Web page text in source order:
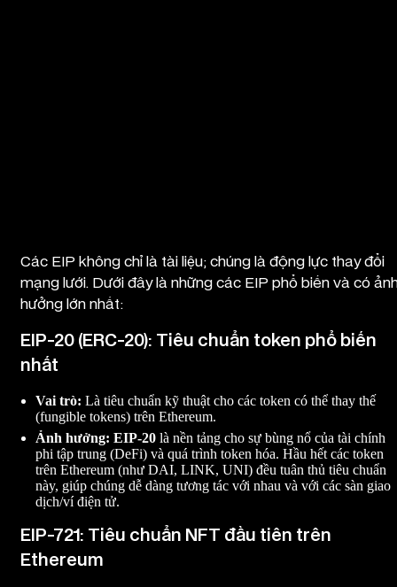
Các EIP không chỉ là tài liệu; chúng là động lực thay đổi
mạng lưới. Dưới đây là những các EIP phổ biến và có
hưởng lớn nhất:
EIP-20 (ERC-20): Tiêu chuẩn token phổ biến
nhất
Vai trò: Là tiêu chuẩn kỹ thuật cho các token có thể thay thế
(fungible tokens) trên Ethereum.
Ảnh hưởng: EIP-20 là nền tảng cho sự bùng nổ của tài chính
phi tập trung (DeFi) và quá trình token hóa. Hầu hết các token
trên Ethereum (như DAI, LINK, UNI) đều tuân thủ tiêu chuẩn
này, giúp chúng dễ dàng tương tác với nhau và với các sàn giao
dịch/ví điện tử.
EIP-721: Tiêu chuẩn NFT đầu tiên trên
Ethereum